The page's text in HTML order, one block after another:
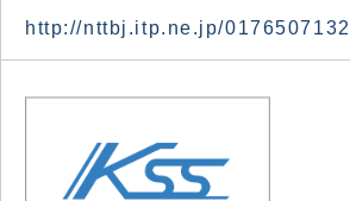
http://nttbj.itp.ne.jp/